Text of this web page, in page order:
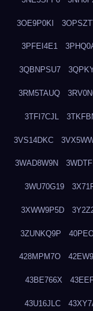
3OE9P0KI
3PFEI4E1
3QBNPSU7
3RM5TAUQ
3TFI7CJL
3VS14DKC
3WAD8W9N
3WU70G19
3XWW9P5D
3ZUNKQ9P
428MPM7O
43BE766X
43U16JLC